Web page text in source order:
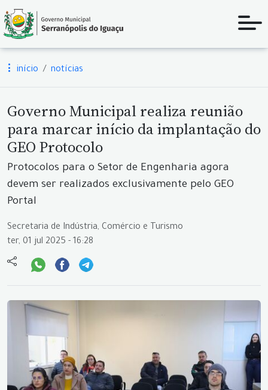
início notícias
Governo Municipal realiza reunião
para marcar início da implantação do
GEO Protocolo
Protocolos para o Setor de Engenharia agora
devem ser realizados exclusivamente pelo GEO
Portal
Secretaria de Indústria, Comércio e Turismo
ter, 01 jul 2025 - 16:28